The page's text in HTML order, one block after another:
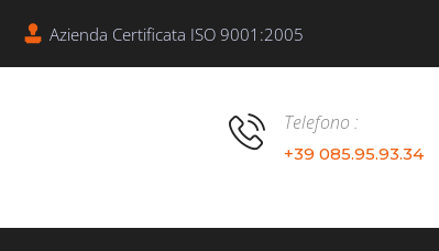
Azienda Certificata ISO 9001:2005
Telefono :
+39 085.95.93.34